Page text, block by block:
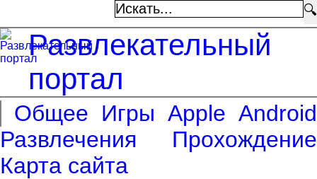
🔍
Развлекательный
портал
Общее Игры Apple Android
Развлечения
Прохождение
Карта сайта